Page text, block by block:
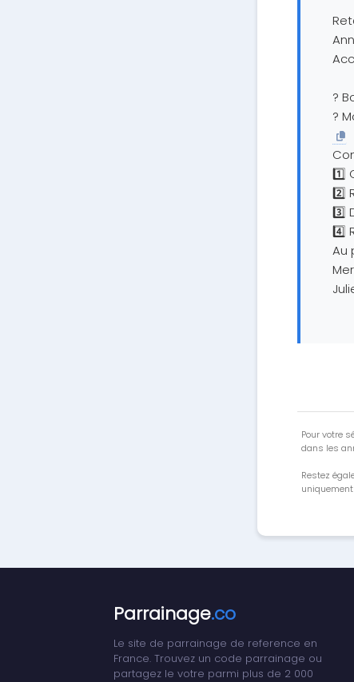
?
?
1️⃣
2️⃣
3️⃣
4️⃣
Au
Pour votre
dans les
Restez
Parrainage.co
Le site de parrainage de reference en
France. Trouvez un code parrainage ou
partagez le votre parmi plus de 2 000